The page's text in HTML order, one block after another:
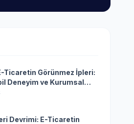
Ticaretin Görünmez İpleri:
Deneyim ve Kurumsal
Kazandıran
Devrimi: E-Ticaretin